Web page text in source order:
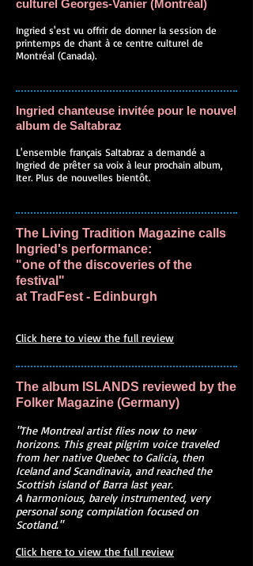
culturel Georges-Vanier (Montréal)
Ingried s'est vu offrir de donner la session de
printemps de chant à ce centre culturel de
Montréal (Canada).
Ingried chanteuse invitée pour le nouvel
album de Saltabraz
L'ensemble français Saltabraz a demandé a
Ingried de prêter sa voix à leur prochain album,
Iter. Plus de nouvelles bientôt.
The Living Tradition Magazine calls
Ingried's performance:
"one of the discoveries of the
festival"
at TradFest - Edinburgh
Click here to view the full review
The album ISLANDS reviewed by the
Folker Magazine (Germany)
"The Montreal artist flies now to new
horizons. This great pilgrim voice traveled
from her native Quebec to Galicia, then
Iceland and Scandinavia, and reached the
Scottish island of Barra last year.
A harmonious, barely instrumented, very
personal song compilation focused on
Scotland."
Click here to view the full review